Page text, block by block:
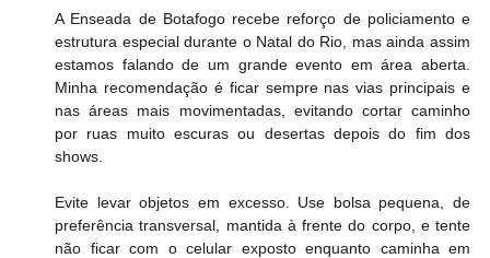
A Enseada de Botafogo recebe reforço de policiamento e
estrutura especial durante o Natal do Rio, mas ainda assim
estamos falando de um grande evento em área aberta.
Minha recomendação é ficar sempre nas vias principais e
nas áreas mais movimentadas, evitando cortar caminho
por ruas muito escuras ou desertas depois do fim dos
shows.
Evite levar objetos em excesso. Use bolsa pequena, de
preferência transversal, mantida à frente do corpo, e tente
não ficar com o celular exposto enquanto caminha em